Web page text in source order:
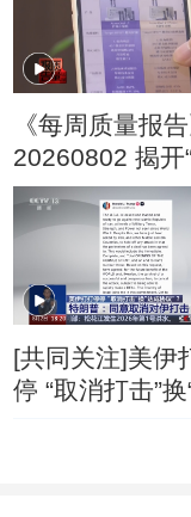
《每周质量报告
20260802 揭开
牌”的真面目
[共同关注]美伊
停 “取消打击”换
取消对伊打击